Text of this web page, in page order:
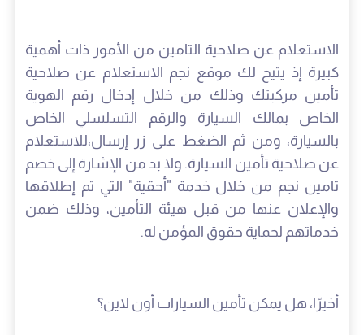
الاستعلام عن صلاحية التامين من الأمور ذات أهمية
كبيرة إذ يتيح لك موقع نجم الاستعلام عن صلاحية
تأمين مركبتك وذلك من خلال إدخال رقم الهوية
الخاص بمالك السيارة والرقم التسلسلي الخاص
بالسيارة، ومن ثم الضغط على زر إرسال،للاستعلام
عن صلاحية تأمين السيارة. ولا بد من الإشارة إلى خصم
تامين نجم من خلال خدمة "أحقية" التي تم إطلاقها
والإعلان عنها من قبل هيئة التأمين، وذلك ضمن
خدماتهم لحماية حقوق المؤمن له.
أخيرًا، هل يمكن تأمين السيارات أون لاين؟